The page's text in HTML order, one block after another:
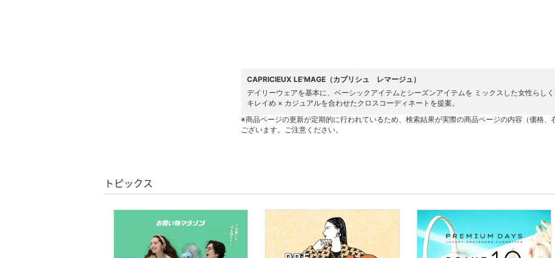
フレグランス
メイク道具・美容器具
コフレ・キット・セット
CAPRICIEUX LE'MAGE（カプリシュ レマージュ）
デイリーウェアを基本に、ベーシックアイテムとシーズンアイテムを ミックスした女性らしく
キレイめ × カジュアルを合わせたクロスコーディネートを提案。
※商品ページの更新が定期的に行われているため、検索結果が実際の商品ページの内容（価格
ございます。ご注意ください。
トピックス